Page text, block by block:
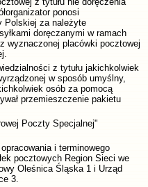
ponosi
Polskiej za należyte
doręczanymi w ramach
wyznaczonej placówki pocztowej
z tytułu jakichkolwiek
w sposób umyślny,
osób za pomocą
przemieszczenie pakietu
Poczty Specjalnej"
i terminowego
pocztowych Region Sieci we
Oleśnica Śląska 1 i Urząd
3.